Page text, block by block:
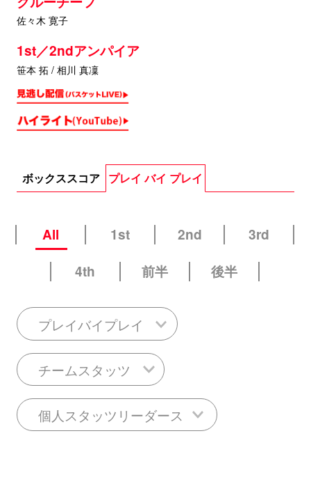
佐々木 寛子
1st／2ndアンパイア
笹本 拓 / 相川 真凜
ボックススコア プレイ バイ プレイ
All 1st 2nd
3rd
4th
前半 後半
プレイバイプレイ
チームスタッツ
個人スタッツリーダース